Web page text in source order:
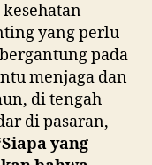
untuk
Kesehatan
Anda
yang perlu
pada
menjaga dan
di tengah
di pasaran,
yang